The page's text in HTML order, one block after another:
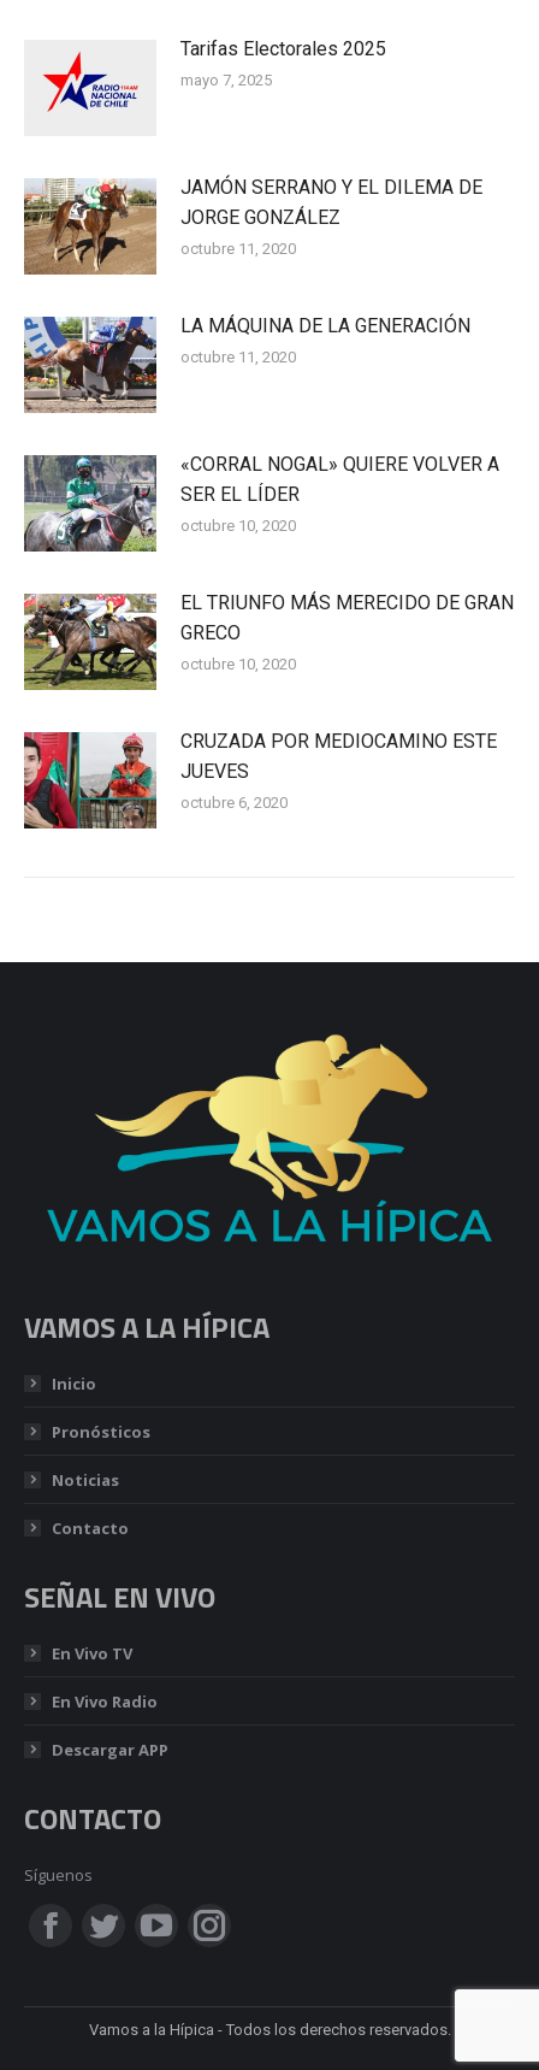
Tarifas Electorales 2025
mayo 7, 2025
JAMÓN SERRANO Y EL DILEMA DE
JORGE GONZÁLEZ
octubre 11, 2020
LA MÁQUINA DE LA GENERACIÓN
octubre 11, 2020
«CORRAL NOGAL» QUIERE VOLVER A
SER EL LÍDER
octubre 10, 2020
EL TRIUNFO MÁS MERECIDO DE GRAN
GRECO
octubre 10, 2020
CRUZADA POR MEDIOCAMINO ESTE
JUEVES
octubre 6, 2020
VAMOS A LA HÍPICA
Inicio
Pronósticos
Noticias
Contacto
SEÑAL EN VIVO
En Vivo TV
En Vivo Radio
Descargar APP
CONTACTO
Síguenos
Encuéntranos en:
Facebook
opens
Twitter
opens
YouTube
opens
Instagram
opens
Vamos a la Hípica - Todos los derechos reservados.